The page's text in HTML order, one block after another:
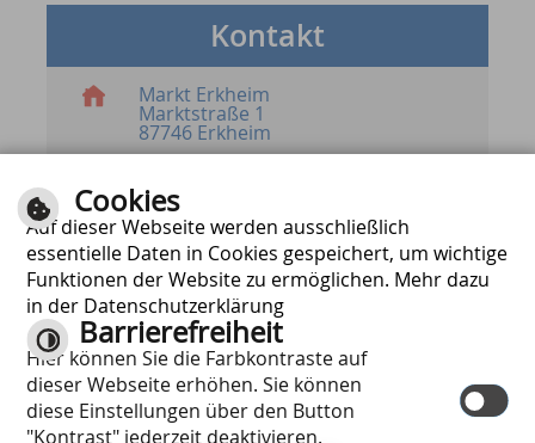
Kontakt
Markt Erkheim
Marktstraße 1
87746 Erkheim
Mail schreiben für Anzeigen im
Mitteilungsblatt
08336 / 805357 - 0
08336 / 805357 - 50
INHALT|IMPRESSUM| HILFE| DATENSCHUTZERKLÄRUNG
Cookies
Auf dieser Webseite werden ausschließlich
essentielle Daten in Cookies gespeichert, um wichtige
Funktionen der Website zu ermöglichen. Mehr dazu
in der Datenschutzerklärung
Barrierefreiheit
Hier können Sie die Farbkontraste auf
dieser Webseite erhöhen. Sie können
diese Einstellungen über den Button
"Kontrast" jederzeit deaktivieren.